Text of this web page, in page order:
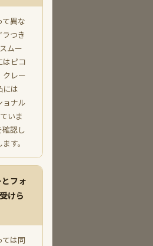
異な
つき
ムー
はピコ
クレー
には
ョナル
いま
認し
す。
フォ
けら
は同